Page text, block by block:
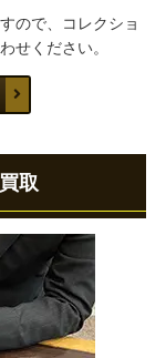
ので、コレクショ
せください。
取